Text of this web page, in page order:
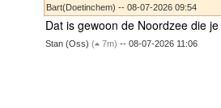
Bart(Doetinchem) -- 08-07-2026 09:54
Dat is gewoon de Noordzee die
Stan (Oss)( 7m) -- 08-07-2026 11:06